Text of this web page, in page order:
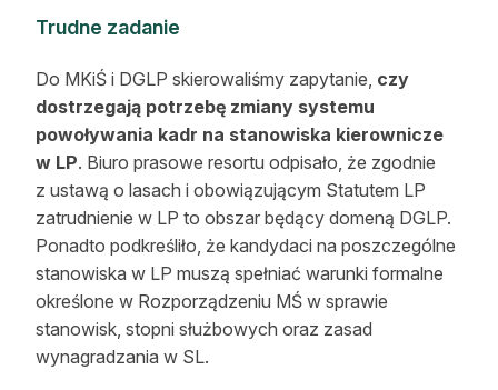
Trudne zadanie
Do MKiŚ i DGLP skierowaliśmy zapytanie, czy
dostrzegają potrzebę zmiany systemu
powoływania kadr na stanowiska kierownicze
w LP. Biuro prasowe resortu odpisało, że zgodnie
z ustawą o lasach i obowiązującym Statutem LP
zatrudnienie w LP to obszar będący domeną DGLP.
Ponadto podkreśliło, że kandydaci na poszczególne
stanowiska w LP muszą spełniać warunki formalne
określone w Rozporządzeniu MŚ w sprawie
stanowisk, stopni służbowych oraz zasad
wynagradzania w SL.